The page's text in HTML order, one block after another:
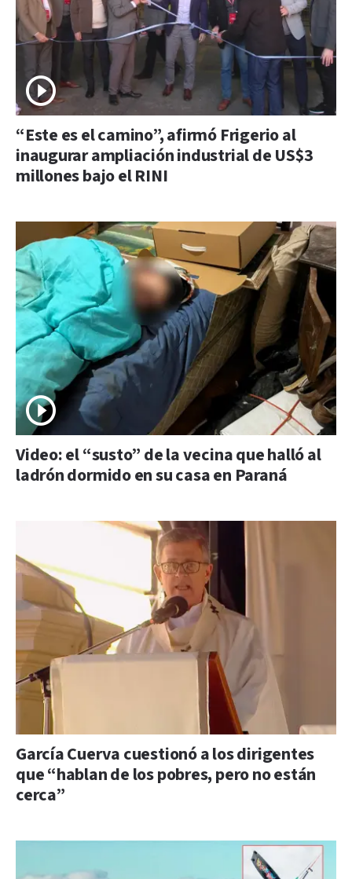
“Este es el camino”, afirmó Frigerio al
inaugurar ampliación industrial de US$3
millones bajo el RINI
Video: el “susto” de la vecina que halló al
ladrón dormido en su casa en Paraná
García Cuerva cuestionó a los dirigentes
que “hablan de los pobres, pero no están
cerca”